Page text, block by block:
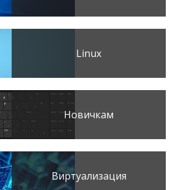
Linux
Новичкам
Виртуализация